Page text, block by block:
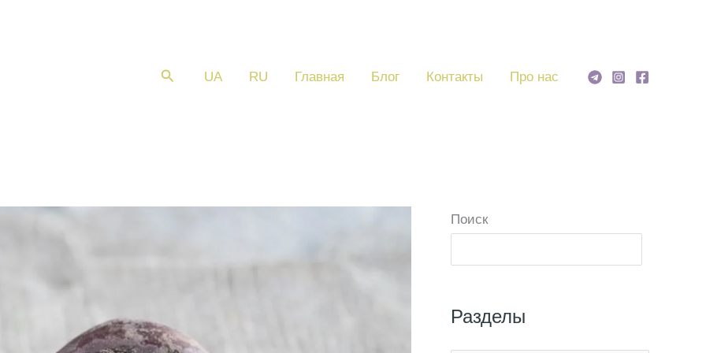
Поиск UA RU Главная Блог Контакты Про нас
Поиск
Разделы